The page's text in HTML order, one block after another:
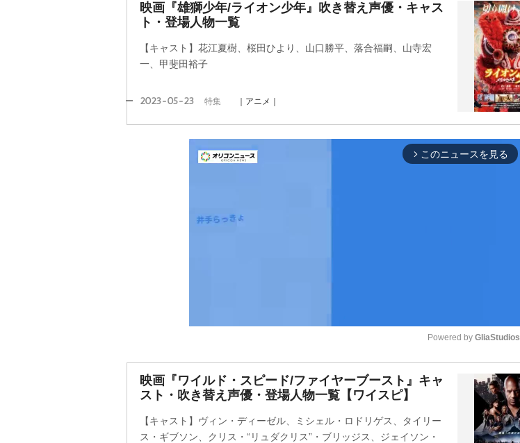
映画『雄獅少年/ライオン少年』吹き替え声優・キャス
ト・登場人物一覧
【キャスト】花江夏樹、桜田ひより、山口勝平、落合福嗣、山寺宏
一、甲斐田裕子
2023-05-23 特集 ｜アニメ｜
arrow_forward_ios このニュースを見る
Powered by GliaStudios
映画『ワイルド・スピード/ファイヤーブースト』キャ
スト・吹き替え声優・登場人物一覧【ワイスピ】
【キャスト】ヴィン・ディーゼル、ミシェル・ロドリゲス、タイリー
ス・ギブソン、クリス・“リュダクリス”・ブリッジス、ジェイソン・